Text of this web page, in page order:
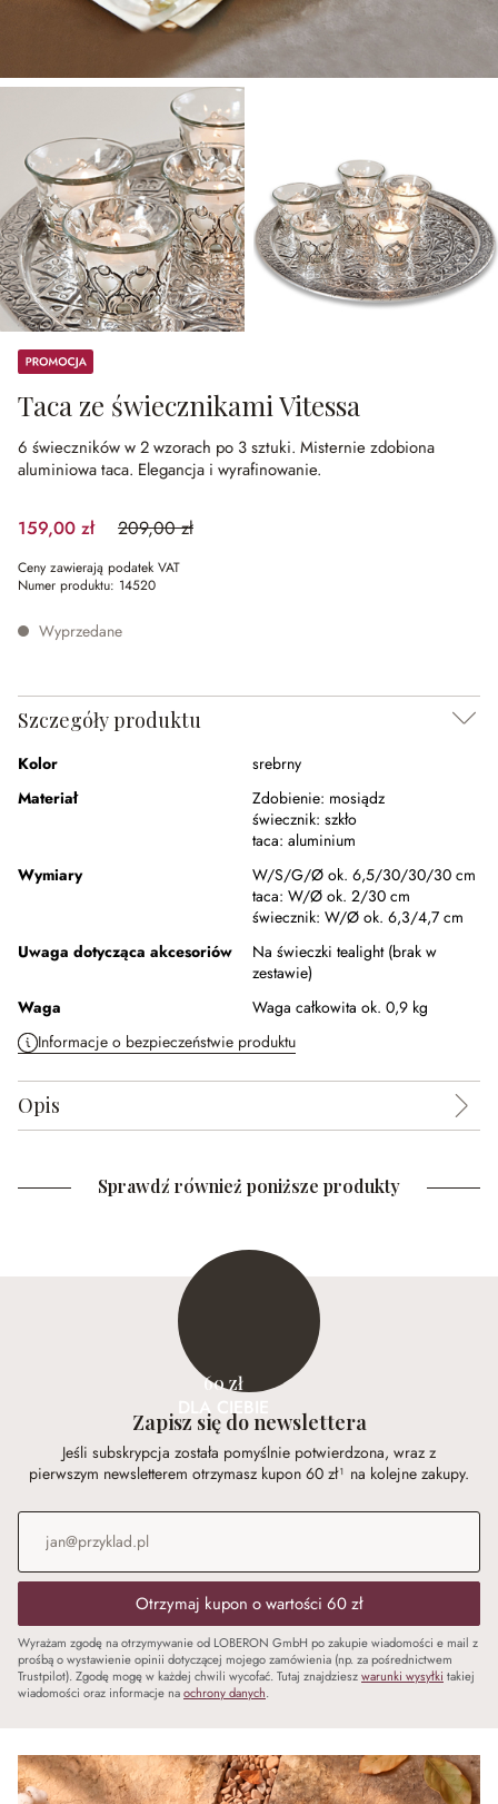
Promocja
Taca ze świecznikami Vitessa
6 świeczników w 2 wzorach po 3 sztuki. Misternie zdobiona
aluminiowa taca. Elegancja i wyrafinowanie.
159,00 zł 209,00 zł
(23.92%spared)
Ceny zawierają podatek VAT
Numer produktu: 14520
Wyprzedane
Szczegóły produktu
Kolor
srebrny
Materiał
Zdobienie: mosiądz
świecznik: szkło
taca: aluminium
Wymiary
W/S/G/Ø ok. 6,5/30/30/30 cm
taca: W/Ø ok. 2/30 cm
świecznik: W/Ø ok. 6,3/4,7 cm
Uwaga dotycząca akcesoriów
Na świeczki tealight (brak w
zestawie)
Waga
Waga całkowita ok. 0,9 kg
Informacje o bezpieczeństwie produktu
Opis
Sprawdź również poniższe produkty
60 zł
DLA CIEBIE
Zapisz się do newslettera
Jeśli subskrypcja została pomyślnie potwierdzona, wraz z
pierwszym newsletterem otrzymasz kupon 60 zł¹ na kolejne zakupy.
Adres e-mail
Otrzymaj kupon o wartości 60 zł
Wyrażam zgodę na otrzymywanie od LOBERON GmbH po zakupie wiadomości e mail z
prośbą o wystawienie opinii dotyczącej mojego zamówienia (np. za pośrednictwem
Trustpilot). Zgodę mogę w każdej chwili wycofać. Tutaj znajdzieszwarunki wysyłki takiej
wiadomości oraz informacje naochrony danych.